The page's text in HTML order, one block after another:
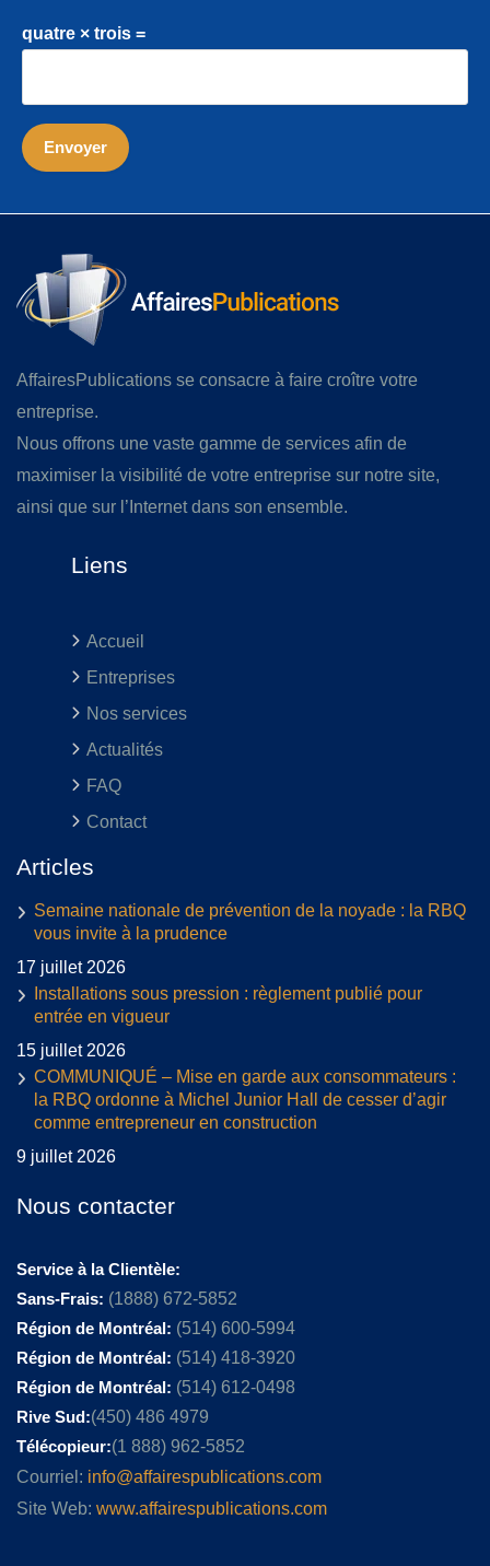
quatre × trois =
AffairesPublications se consacre à faire croître votre
entreprise.
Nous offrons une vaste gamme de services afin de
maximiser la visibilité de votre entreprise sur notre site,
ainsi que sur l’Internet dans son ensemble.
Liens
Accueil
Entreprises
Nos services
Actualités
FAQ
Contact
Articles
Semaine nationale de prévention de la noyade : la RBQ
vous invite à la prudence
17 juillet 2026
Installations sous pression : règlement publié pour
entrée en vigueur
15 juillet 2026
COMMUNIQUÉ – Mise en garde aux consommateurs :
la RBQ ordonne à Michel Junior Hall de cesser d’agir
comme entrepreneur en construction
9 juillet 2026
Nous contacter
Service à la Clientèle:
Sans-Frais: (1888) 672-5852
Région de Montréal: (514) 600-5994
Région de Montréal: (514) 418-3920
Région de Montréal: (514) 612-0498
Rive Sud:(450) 486 4979
Télécopieur:(1 888) 962-5852
Courriel: info@affairespublications.com
Site Web: www.affairespublications.com